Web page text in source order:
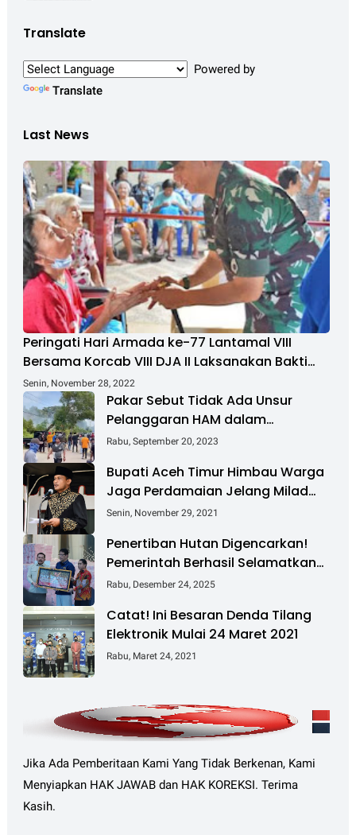
Translate
Powered by
Translate
Last News
Peringati Hari Armada ke-77 Lantamal VIII
Bersama Korcab VIII DJA II Laksanakan Bakti
Sosial
Senin, November 28, 2022
Pakar Sebut Tidak Ada Unsur
Pelanggaran HAM dalam
Penanganan Masalah Pulau
Rabu, September 20, 2023
Bupati Aceh Timur Himbau Warga
Jaga Perdamaian Jelang Milad
GAM Ke-45
Senin, November 29, 2021
Penertiban Hutan Digencarkan!
Pemerintah Berhasil Selamatkan
Rp 6 T dan Kuasai Kembali 4 Juta
Rabu, Desember 24, 2025
Catat! Ini Besaran Denda Tilang
Elektronik Mulai 24 Maret 2021
Rabu, Maret 24, 2021
Jika Ada Pemberitaan Kami Yang Tidak Berkenan, Kami
Menyiapkan HAK JAWAB dan HAK KOREKSI. Terima
Kasih.